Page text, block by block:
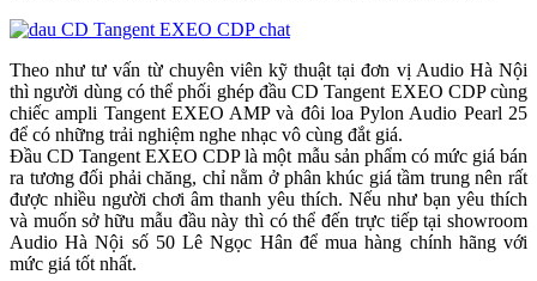
Theo như tư vấn từ chuyên viên kỹ thuật tại đơn vị Audio Hà Nội
thì người dùng có thể phối ghép đầu CD Tangent EXEO CDP cùng
chiếc ampli Tangent EXEO AMP và đôi loa Pylon Audio Pearl 25
để có những trải nghiệm nghe nhạc vô cùng đắt giá.
Đầu CD Tangent EXEO CDP là một mẫu sản phẩm có mức giá bán
ra tương đối phải chăng, chỉ nằm ở phân khúc giá tầm trung nên rất
được nhiều người chơi âm thanh yêu thích. Nếu như bạn yêu thích
và muốn sở hữu mẫu đầu này thì có thể đến trực tiếp tại showroom
Audio Hà Nội số 50 Lê Ngọc Hân để mua hàng chính hãng với
mức giá tốt nhất.